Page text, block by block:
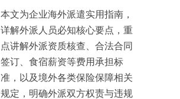
本文为企业海外派遣实用指南，
详解外派人员必知核心要点，重
点讲解外派资质核查、合法合同
签订、食宿薪资等费用承担标
准，以及境外各类保险保障相关
规定，明确外派双方权责与违规